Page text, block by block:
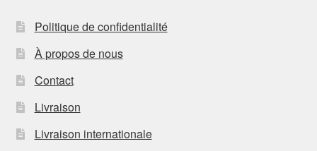
Politique de confidentialité
À propos de nous
Contact
Livraison
Livraison internationale